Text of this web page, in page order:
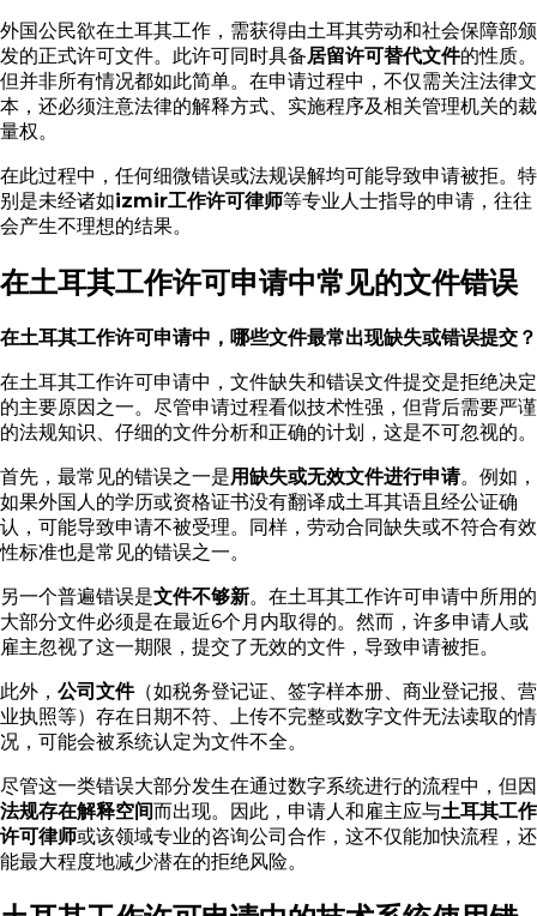
外国公民欲在土耳其工作，需获得由土耳其劳动和社会保障部颁
发的正式许可文件。此许可同时具备居留许可替代文件的性质。
但并非所有情况都如此简单。在申请过程中，不仅需关注法律文
本，还必须注意法律的解释方式、实施程序及相关管理机关的裁
量权。
在此过程中，任何细微错误或法规误解均可能导致申请被拒。特
别是未经诸如izmir工作许可律师等专业人士指导的申请，往往
会产生不理想的结果。
在土耳其工作许可申请中常见的文件错误
在土耳其工作许可申请中，哪些文件最常出现缺失或错误提交？
在土耳其工作许可申请中，文件缺失和错误文件提交是拒绝决定
的主要原因之一。尽管申请过程看似技术性强，但背后需要严谨
的法规知识、仔细的文件分析和正确的计划，这是不可忽视的。
首先，最常见的错误之一是用缺失或无效文件进行申请。例如，
如果外国人的学历或资格证书没有翻译成土耳其语且经公证确
认，可能导致申请不被受理。同样，劳动合同缺失或不符合有效
性标准也是常见的错误之一。
另一个普遍错误是文件不够新。在土耳其工作许可申请中所用的
大部分文件必须是在最近6个月内取得的。然而，许多申请人或
雇主忽视了这一期限，提交了无效的文件，导致申请被拒。
此外， 公司文件（如税务登记证、签字样本册、商业登记报、营
业执照等）存在日期不符、上传不完整或数字文件无法读取的情
况，可能会被系统认定为文件不全。
尽管这一类错误大部分发生在通过数字系统进行的流程中，但因
法规存在解释空间而出现。因此，申请人和雇主应与土耳其工作
许可律师或该领域专业的咨询公司合作，这不仅能加快流程，还
能最大程度地减少潜在的拒绝风险。